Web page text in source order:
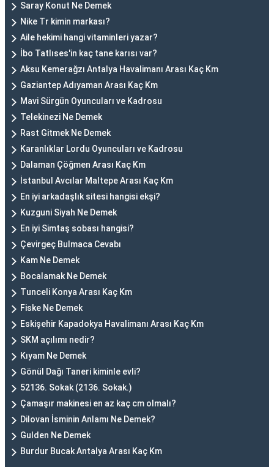
Saray Konut Ne Demek
Nike Tr kimin markası?
Aile hekimi hangi vitaminleri yazar?
İbo Tatlıses'in kaç tane karısı var?
Aksu Kemerağzı Antalya Havalimanı Arası Kaç Km
Gaziantep Adıyaman Arası Kaç Km
Mavi Sürgün Oyuncuları ve Kadrosu
Telekinezi Ne Demek
Rast Gitmek Ne Demek
Karanlıklar Lordu Oyuncuları ve Kadrosu
Dalaman Çöğmen Arası Kaç Km
İstanbul Avcılar Maltepe Arası Kaç Km
En iyi arkadaşlık sitesi hangisi ekşi?
Kuzguni Siyah Ne Demek
En iyi Simtaş sobası hangisi?
Çevirgeç Bulmaca Cevabı
Kam Ne Demek
Bocalamak Ne Demek
Tunceli Konya Arası Kaç Km
Fiske Ne Demek
Eskişehir Kapadokya Havalimanı Arası Kaç Km
SKM açılımı nedir?
Kıyam Ne Demek
Gönül Dağı Taneri kiminle evli?
52136. Sokak (2136. Sokak.)
Çamaşır makinesi en az kaç cm olmalı?
Dilovan İsminin Anlamı Ne Demek?
Gulden Ne Demek
Burdur Bucak Antalya Arası Kaç Km